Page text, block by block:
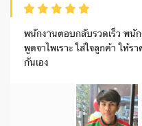
พนักงานตอบกลับรวดเร็ว พนั
พูดจาไพเราะ ใส่ใจลูกค้า ให้ร
กันเอง